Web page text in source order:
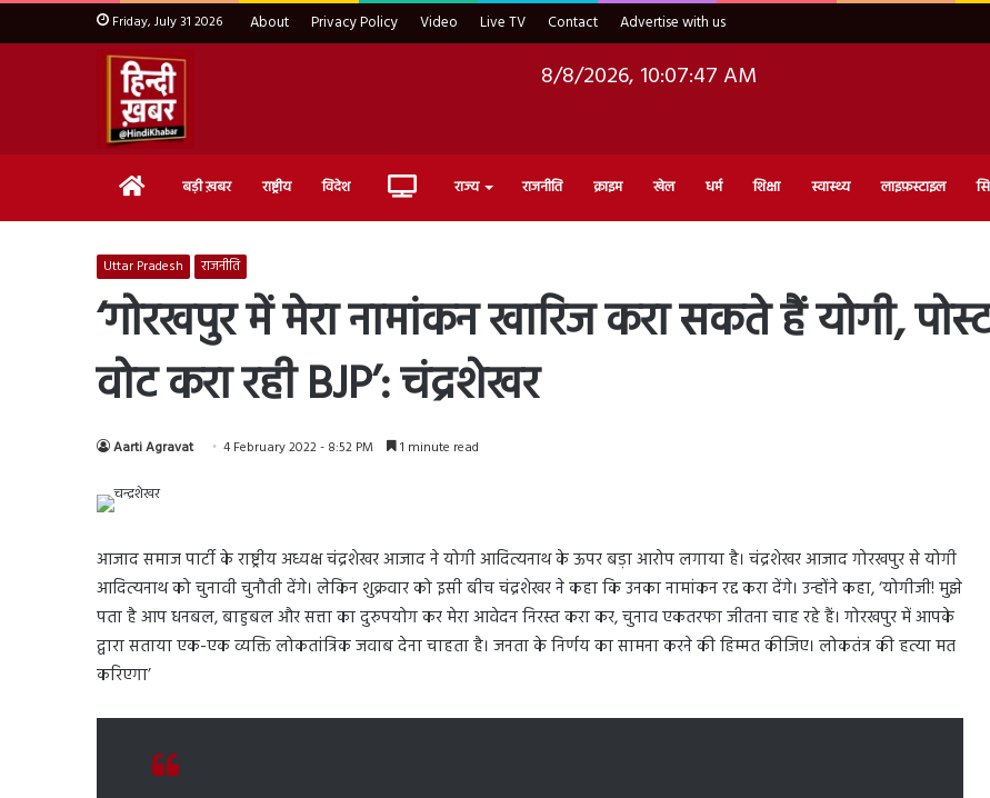
Friday, July 31 2026 About Privacy Policy Video Live TV Contact Advertise with us
8/8/2026, 10:07:49 AM
Home बड़ी ख़बर राष्ट्रीय विदेश Live राज्य राजनीति क्राइम खेल धर्म शिक्षा स्वास्थ्य लाइफ़स्टाइल
Uttar Pradesh राजनीति
‘गोरखपुर में मेरा नामांकन खारिज करा सकते हैं योगी,
वोट करा रही BJP’: चंद्रशेखर
Aarti Agravat 4 February 2022 - 8:52 PM 1 minute read
आजाद समाज पार्टी के राष्ट्रीय अध्यक्ष चंद्रशेखर आजाद ने योगी आदित्यनाथ के ऊपर बड़ा आरोप लगाया है। चंद्रशेखर आजाद गोरखपुर से योगी
आदित्यनाथ को चुनावी चुनौती देंगे। लेकिन शुक्रवार को इसी बीच चंद्रशेखर ने कहा कि उनका नामांकन रद्द करा देंगे। उन्होंने कहा, ‘योगीजी! मुझे
पता है आप धनबल, बाहुबल और सत्ता का दुरुपयोग कर मेरा आवेदन निरस्त करा कर, चुनाव एकतरफा जीतना चाह रहे हैं। गोरखपुर में आपके
द्वारा सताया एक-एक व्यक्ति लोकतांत्रिक जवाब देना चाहता है। जनता के निर्णय का सामना करने की हिम्मत कीजिए। लोकतंत्र की हत्या मत
करिएगा’